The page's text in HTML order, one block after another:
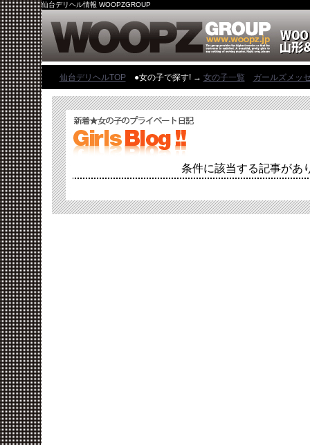
仙台デリヘル情報 WOOPZGROUP
仙台デリヘルTOP●女の子で探す! → 女の子一覧 ガールズメッ
条件に該当する記事があ